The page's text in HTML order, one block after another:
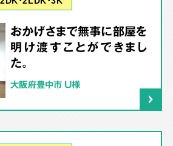
おかげさまで無事に部屋を
明け渡すことができまし
た。
大阪府豊中市 U様